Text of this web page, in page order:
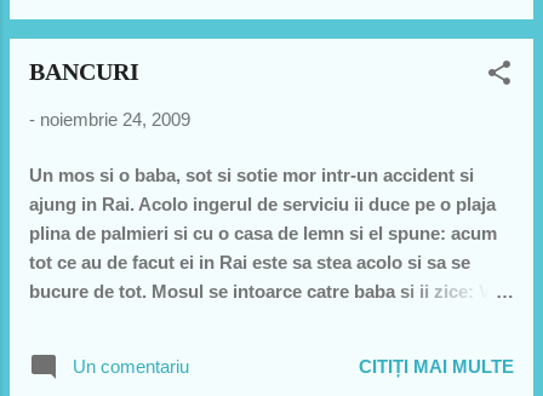
posibil ca cineva sǎ-ţi cearǎ sǎ faci ceva
Şerpii erau pe arcǎ împreunǎ cu gheparzii.
Nouǎ : Când eşti stresat , pluteşte pe apǎ
BANCURI
- noiembrie 24, 2009
Un mos si o baba, sot si sotie mor intr-un accident si
ajung in Rai. Acolo ingerul de serviciu ii duce pe o plaja
plina de palmieri si cu o casa de lemn si el spune: acum
tot ce au de facut ei in Rai este sa stea acolo si sa se
bucure de tot. Mosul se intoarce catre baba si ii zice: Vezi
trezeste dimineata si gaseste in baie facand dus pe un tip
Un comentariu CITIȚI MAI MULTE